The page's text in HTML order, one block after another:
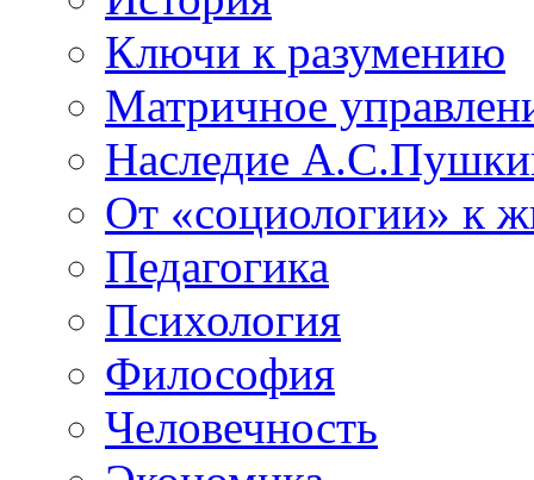
Ключи к разумению
Матричное
Наследие
От «социологии» к
Педагогика
Психология
Философия
Человечность